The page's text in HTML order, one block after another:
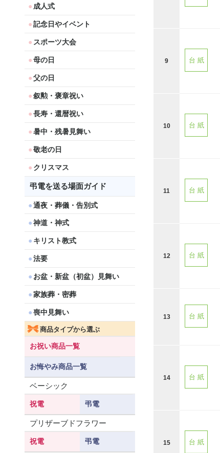
成人式
記念日やイベント
スポーツ大会
母の日
父の日
叙勲・褒章祝い
長寿・還暦祝い
暑中・残暑見舞い
敬老の日
クリスマス
弔電を送る場面ガイド
通夜・葬儀・告別式
神道・神式
キリスト教式
法要
お盆・新盆（初盆）見舞い
家族葬・密葬
喪中見舞い
商品タイプから選ぶ
お祝い商品一覧
お悔やみ商品一覧
ベーシック
祝電 弔電
プリザーブドフラワー
祝電 弔電
9 台 紙
10 台 紙
11 台 紙
12 台 紙
13 台 紙
14 台 紙
15 台 紙